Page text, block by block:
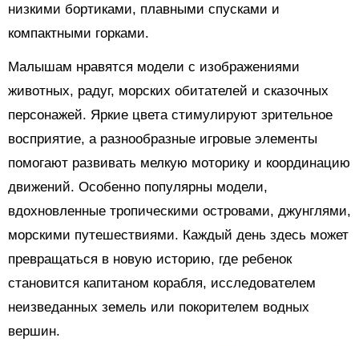
низкими бортиками, плавными спусками и
компактными горками.
Малышам нравятся модели с изображениями
животных, радуг, морских обитателей и сказочных
персонажей. Яркие цвета стимулируют зрительное
восприятие, а разнообразные игровые элементы
помогают развивать мелкую моторику и координацию
движений. Особенно популярны модели,
вдохновленные тропическими островами, джунглями,
морскими путешествиями. Каждый день здесь может
превращаться в новую историю, где ребенок
становится капитаном корабля, исследователем
неизведанных земель или покорителем водных
вершин.